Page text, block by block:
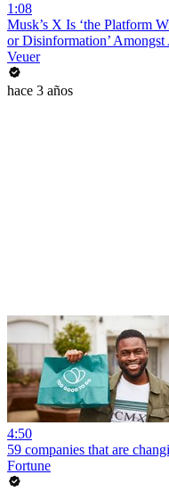
1:08
Musk’s X Is ‘the Platform
or Disinformation’
Veuer
hace 3 años
4:50
59 companies that are
Fortune